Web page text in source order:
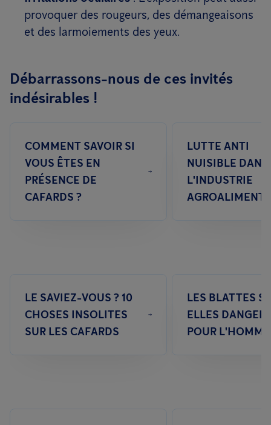
provoquer des rougeurs, des démangeaisons
et des larmoiements des yeux.
Débarrassons-nous de ces invités
indésirables !
COMMENT SAVOIR SI
VOUS ÊTES EN
PRÉSENCE DE
CAFARDS ?
LUTTE ANTI
NUISIBLE DANS
L'INDUSTRIE
LE SAVIEZ-VOUS ? 10
CHOSES INSOLITES
SUR LES CAFARDS
LES BLATTES
ELLES
POUR